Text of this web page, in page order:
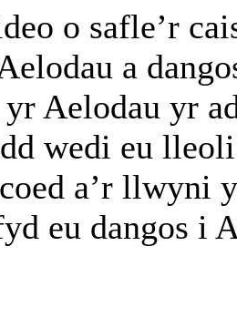
o safle’r
a
Aelodau yr
wedi eu
a’r llwyni
eu dangos i